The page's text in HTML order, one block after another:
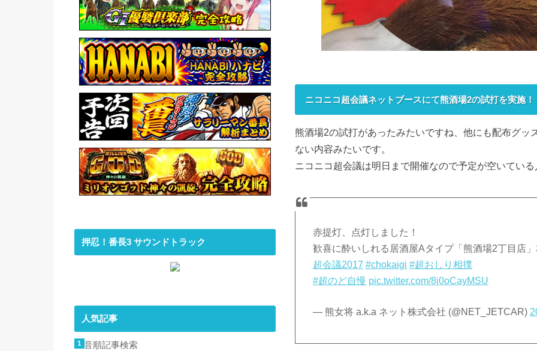
ニコニコ超会議ネットブースにて熊酒場2の試打を実施！
熊酒場2の試打があったみたいですね、他にも配布グッ
ない内容みたいです。
ニコニコ超会議は明日まで開催なので予定が空いてい
赤提灯、点灯しました！
歓喜に酔いしれる居酒屋Aタイプ「熊酒場2丁目店
超会議2017 #chokaigi #超おしり相撲
#超のど自慢 pic.twitter.com/8j0oCayMSU
— 熊女将 a.k.a ネット株式会社 (@NET_JETCAR)
押忍！番長3 サウンドトラック
人気記事
50音順記事検索